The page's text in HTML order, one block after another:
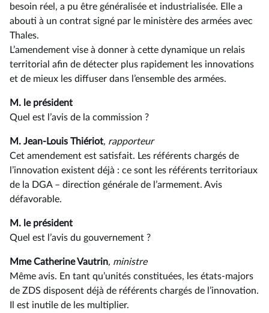
besoin réel, a pu être généralisée et industrialisée. Elle a
abouti à un contrat signé par le ministère des armées avec
Thales.
L’amendement vise à donner à cette dynamique un relais
territorial afin de détecter plus rapidement les innovations
et de mieux les diffuser dans l’ensemble des armées.
M. le président
Quel est l’avis de la commission ?
M. Jean-Louis Thiériot, rapporteur
Cet amendement est satisfait. Les référents chargés de
l’innovation existent déjà : ce sont les référents territoriaux
de la DGA –⁠ direction générale de l’armement. Avis
défavorable.
M. le président
Quel est l’avis du gouvernement ?
Mme Catherine Vautrin, ministre
Même avis. En tant qu’unités constituées, les états-majors
de ZDS disposent déjà de référents chargés de l’innovation.
Il est inutile de les multiplier.